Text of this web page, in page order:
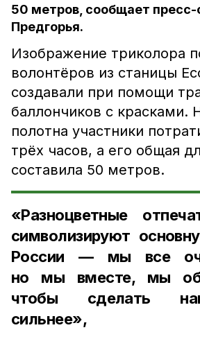
50 метров, сообщает
Предгорья.
Изображение триколора
волонтёров из станицы
создавали при помощи
баллончиков с красками.
полотна участники
трёх часов, а его общая
составила 50 метров.
«Разноцветные
символизируют
России — мы все
но мы вместе, мы
чтобы сделать
сильнее»,